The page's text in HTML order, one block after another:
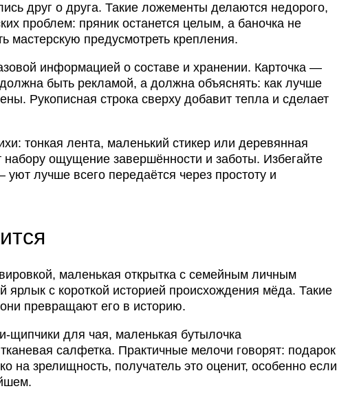
друг о друга. Такие ложементы делаются недорого,
проблем: пряник останется целым, а баночка не
мастерскую предусмотреть крепления.
информацией о составе и хранении. Карточка —
быть рекламой, а должна объяснять: как лучше
Рукописная строка сверху добавит тепла и сделает
тонкая лента, маленький стикер или деревянная
ощущение завершённости и заботы. Избегайте
лучше всего передаётся через простоту и
маленькая открытка с семейным личным
ярлык с короткой историей происхождения мёда. Такие
превращают его в историю.
щипчики для чая, маленькая бутылочка
салфетка. Практичные мелочи говорят: подарок
на зрелищность, получатель это оценит, особенно если